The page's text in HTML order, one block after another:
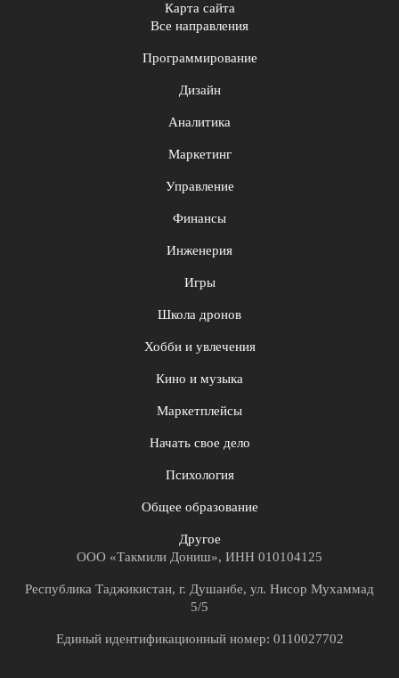
Карта сайта
Все направления
Программирование
Дизайн
Аналитика
Маркетинг
Управление
Финансы
Инженерия
Игры
Школа дронов
Хобби и увлечения
Кино и музыка
Маркетплейсы
Начать свое дело
Психология
Общее образование
Другое
ООО «Такмили Дониш», ИНН 010104125
Республика Таджикистан, г. Душанбе, ул. Нисор Мухаммад
5/5
Единый идентификационный номер: 0110027702